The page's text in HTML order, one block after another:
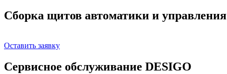
Сборка щитов автоматики и управления
Оставить заявку
Сервисное обслуживание DESIGO